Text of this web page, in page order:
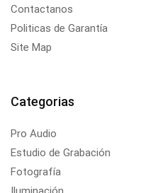
Contactanos
Politicas de Garantía
Site Map
Categorias
Pro Audio
Estudio de Grabación
Fotografía